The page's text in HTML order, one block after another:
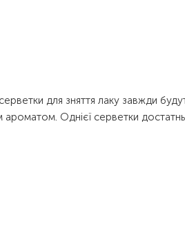
для зняття лаку завжди
Однієї серветки достатньо